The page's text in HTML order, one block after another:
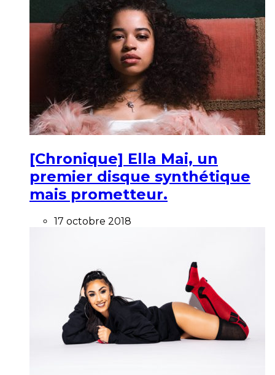
[Chronique] Ella Mai, un
premier disque synthétique
mais prometteur.
17 octobre 2018